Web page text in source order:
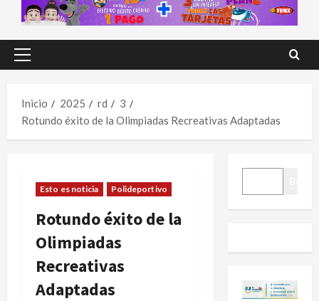
Menú
Inicio
2025 rd
3
Rotundo éxito de la Olimpiadas Recreativas Adaptadas
Esto es noticia Polideportivo
Rotundo éxito de la
Olimpiadas
Recreativas
Adaptadas